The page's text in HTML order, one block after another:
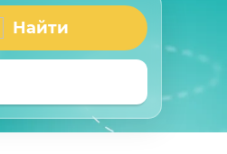
Найти